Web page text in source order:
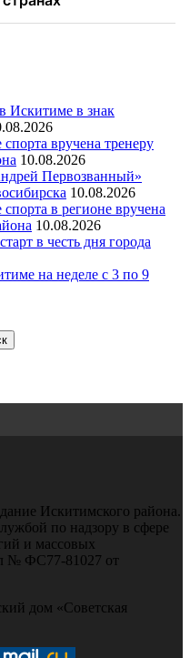
Искитиме в знак
вручена тренеру
10.08.2026
Первозванный»
10.08.2026
в регионе вручена
10.08.2026
в честь дня города
на неделе с 3 по 9
Искитимского района.
по надзору в сфере
и массовых
№ ФС77-81027 от
дом «Советская